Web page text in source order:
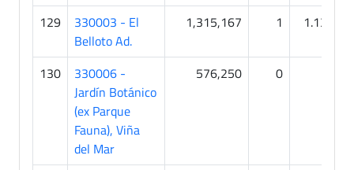
129
330003 - El
Belloto Ad.
1,315,167 1 1.132
130
330006 -
Jardín Botánico
(ex Parque
Fauna), Viña
del Mar
576,250 0